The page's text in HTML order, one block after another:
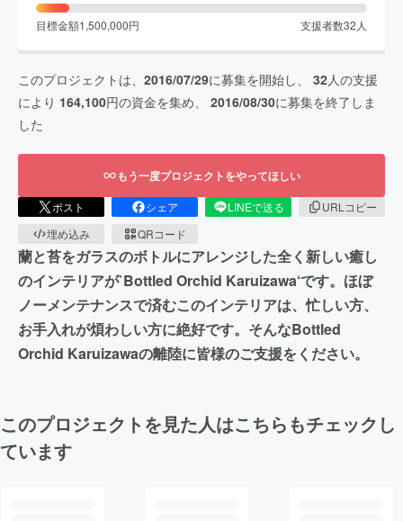
目標金額1,500,000円 支援者数32 人
このプロジェクトは、 2016/07/29に募集を開始し、 32人の支援
により 164,100円の資金を集め、 2016/08/30に募集を終了しま
した
もう一度プロジェクトをやってほしい
ポスト シェア LINEで送る
URLコピー
埋め込み
QRコード
蘭と苔をガラスのボトルにアレンジした全く新しい癒し
のインテリアが`Bottled Orchid Karuizawa‘です。ほぼ
ノーメンテナンスで済むこのインテリアは、忙しい方、
お手入れが煩わしい方に絶好です。そんなBottled
Orchid Karuizawaの離陸に皆様のご支援をください。
このプロジェクトを見た人はこちらもチェックし
ています